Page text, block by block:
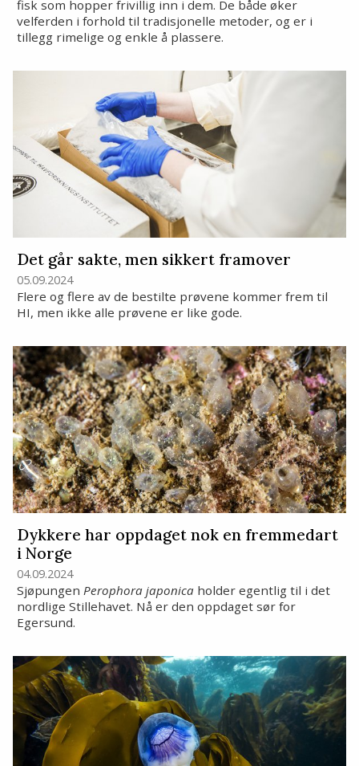
fisk som hopper frivillig inn i dem. De både øker
velferden i forhold til tradisjonelle metoder, og er i
tillegg rimelige og enkle å plassere.
Det går sakte, men sikkert framover
05.09.2024
Flere og flere av de bestilte prøvene kommer frem til
HI, men ikke alle prøvene er like gode.
Dykkere har oppdaget nok en fremmedart
i Norge
04.09.2024
Sjøpungen Perophora japonicaholder egentlig til i det
nordlige Stillehavet. Nå er den oppdaget sør for
Egersund.